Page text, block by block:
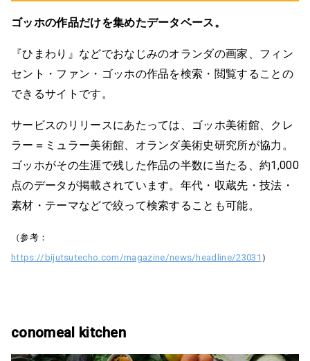
ゴッホの作品だけを集めたデータベース。
『ひまわり』などでおなじみのオランダの画家、フィン
セント・ファン・ゴッホの作品を検索・閲覧することの
できるサイトです。
サービスのリリースにあたっては、ゴッホ美術館、クレ
ラー＝ミュラー美術館、オランダ美術史研究所が協力。
ゴッホがその生涯で残した作品の半数に当たる、約1,000
点のデータが掲載されています。年代・収蔵先・技法・
素材・テーマなどで絞って検索することも可能。
（参考：
https://bijutsutecho.com/magazine/news/headline/23031 ）
conomeal kitchen